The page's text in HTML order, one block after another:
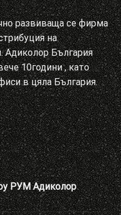
развиваща се фирма
на
Адиколор България
10години , като
в цяла България.
РУМ Адиколор